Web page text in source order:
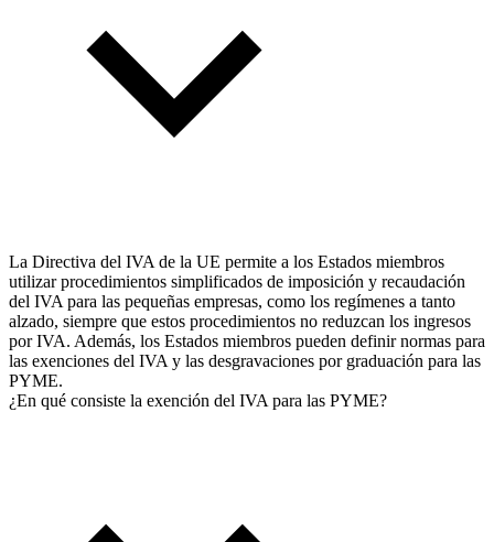
La Directiva del IVA de la UE permite a los Estados miembros
utilizar procedimientos simplificados de imposición y recaudación
del IVA para las pequeñas empresas, como los regímenes a tanto
alzado, siempre que estos procedimientos no reduzcan los ingresos
por IVA. Además, los Estados miembros pueden definir normas para
las exenciones del IVA y las desgravaciones por graduación para las
PYME.
¿En qué consiste la exención del IVA para las PYME?